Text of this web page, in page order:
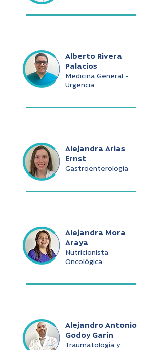
Alberto Rivera
Palacios
Medicina General -
Urgencia
Alejandra Arias
Ernst
Gastroenterología
Alejandra Mora
Araya
Nutricionista
Oncológica
Alejandro Antonio
Godoy Garín
Traumatología y